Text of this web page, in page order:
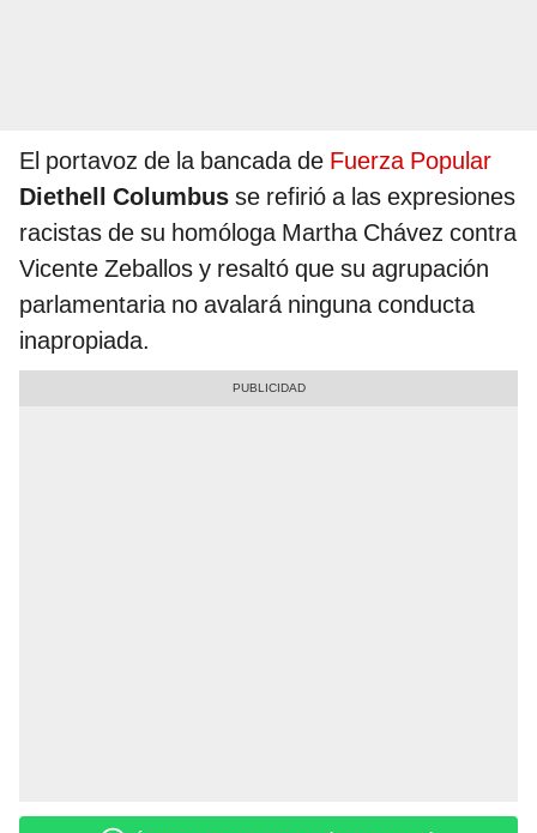
El portavoz de la bancada de Fuerza Popular
Diethell Columbus se refirió a las expresiones
racistas de su homóloga Martha Chávez contra
Vicente Zeballos y resaltó que su agrupación
parlamentaria no avalará ninguna conducta
inapropiada.